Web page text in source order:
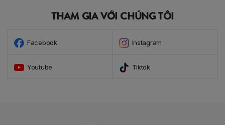
THAM GIA VỚI CHÚNG TÔI
Facebook Instagram
Youtube Tiktok